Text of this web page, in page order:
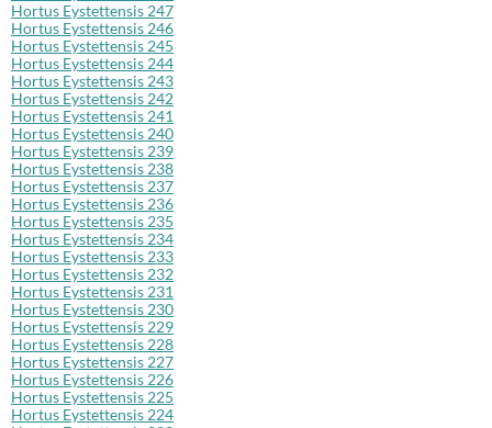
Hortus Eystettensis 247
Hortus Eystettensis 246
Hortus Eystettensis 245
Hortus Eystettensis 244
Hortus Eystettensis 243
Hortus Eystettensis 242
Hortus Eystettensis 241
Hortus Eystettensis 240
Hortus Eystettensis 239
Hortus Eystettensis 238
Hortus Eystettensis 237
Hortus Eystettensis 236
Hortus Eystettensis 235
Hortus Eystettensis 234
Hortus Eystettensis 233
Hortus Eystettensis 232
Hortus Eystettensis 231
Hortus Eystettensis 230
Hortus Eystettensis 229
Hortus Eystettensis 228
Hortus Eystettensis 227
Hortus Eystettensis 226
Hortus Eystettensis 225
Hortus Eystettensis 224